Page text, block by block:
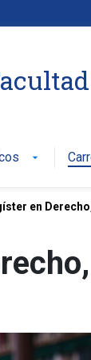
arrow_drop_down
en